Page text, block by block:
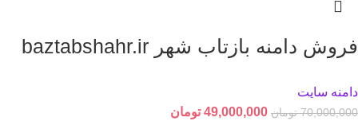
فروش دامنه بازتاب شهر baztabshahr.ir
دامنه سایت
70,000,000 تومان 49,000,000 تومان